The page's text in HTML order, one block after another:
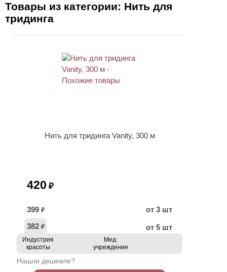
Товары из категории: Нить для
тридинга
Нить для тридинга Vanity, 300 м
420 ₽
399 ₽
от 3 шт
382 ₽ от 5 шт
Индустрия
красоты
Мед.
учреждение
Нашли дешевле?